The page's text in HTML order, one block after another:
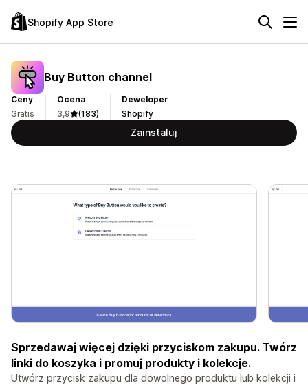
Shopify App Store
Buy Button channel
Ceny
Gratis
Ocena
3,9
(183)
Deweloper
Shopify
Zainstaluj
Sprzedawaj więcej dzięki przyciskom zakupu. Twórz
linki do koszyka i promuj produkty i kolekcje.
Utwórz przycisk zakupu dla dowolnego produktu lub kolekcji i